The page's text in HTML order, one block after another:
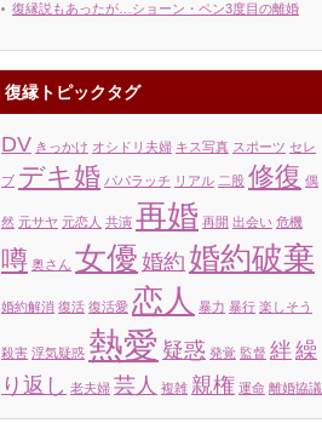
復縁説もあったが…ショーン・ペン3度目の離婚
復縁トピックタグ
DV きっかけ オシドリ夫婦 キス写真 スポーツ セレ
ブ デキ婚 パパラッチ リアル 二股 修復 偶
然 元サヤ 元恋人 共演 再婚 再開 出会い 危機
噂 奥さん 女優 婚約 婚約破棄
婚約解消 復活 復活愛 恋人 暴力 暴行 楽しそう
殺害 浮気疑惑 熱愛 疑惑 発覚 監督 絆繰
り返し 老夫婦 芸人 複雑 親権 運命 離婚協議